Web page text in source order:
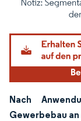
Bild © Mordor
Nach
Gewerbebau